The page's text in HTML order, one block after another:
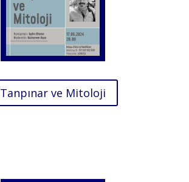
Tanpınar ve Mitoloji